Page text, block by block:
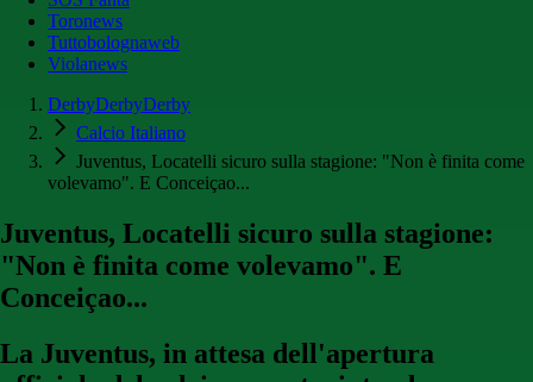
Toronews
Tuttobolognaweb
Violanews
DerbyDerbyDerby
Calcio Italiano
Juventus, Locatelli sicuro sulla stagione: "Non è finita come
volevamo". E Conceiçao...
Juventus, Locatelli sicuro sulla stagione:
"Non è finita come volevamo". E
Conceiçao...
La Juventus, in attesa dell'apertura